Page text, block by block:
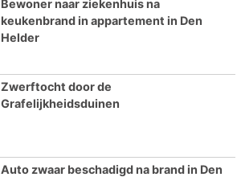
Bewoner naar ziekenhuis na
keukenbrand in appartement in Den
Helder
Zwerftocht door de
Grafelijkheidsduinen
Auto zwaar beschadigd na brand in Den